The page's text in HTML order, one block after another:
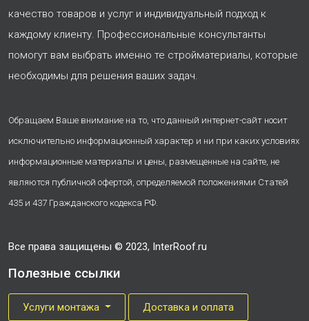
качество товаров и услуг и индивидуальный подход к
каждому клиенту. Профессиональные консультанты
помогут вам выбрать именно те стройматериалы, которые
необходимы для решения ваших задач.
Обращаем Ваше внимание на то, что данный интернет-сайт носит
исключительно информационный характер и ни при каких условиях
информационные материалы и цены, размещенные на сайте, не
являются публичной офертой, определяемой положениями Статей
435 и 437 Гражданского кодекса РФ.
Все права защищены © 2023, InterRoof.ru
Полезные ссылки
Услуги монтажа Доставка и оплата